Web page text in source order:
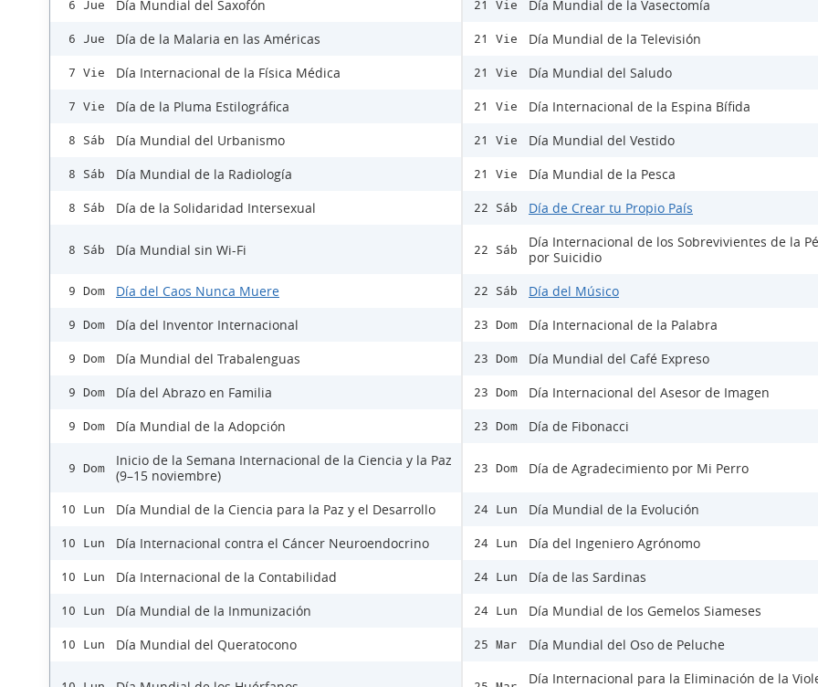
6 Jue Día Mundial del Saxofón
6 Jue Día de la Malaria en las Américas
7 Vie Día Internacional de la Física Médica
7 Vie Día de la Pluma Estilográfica
8 Sáb Día Mundial del Urbanismo
8 Sáb Día Mundial de la Radiología
8 Sáb Día de la Solidaridad Intersexual
8 Sáb Día Mundial sin Wi-Fi
9 Dom Día del Caos Nunca Muere
9 Dom Día del Inventor Internacional
9 Dom Día Mundial del Trabalenguas
9 Dom Día del Abrazo en Familia
9 Dom Día Mundial de la Adopción
9 Dom
Inicio de la Semana Internacional de la Ciencia y la Paz
(9–15 noviembre)
10 Lun Día Mundial de la Ciencia para la Paz y el Desarrollo
10 Lun Día Internacional contra el Cáncer Neuroendocrino
10 Lun Día Internacional de la Contabilidad
10 Lun Día Mundial de la Inmunización
10 Lun Día Mundial del Queratocono
21 Vie Día Mundial de la Vasectomía
21 Vie Día Mundial de la Televisión
21 Vie Día Mundial del Saludo
21 Vie Día Internacional de la Espina Bífida
21 Vie Día Mundial del Vestido
21 Vie Día Mundial de la Pesca
22 Sáb Día de Crear tu Propio País
22 Sáb
Día Internacional de los Sobrevivientes de la
por Suicidio
22 Sáb Día del Músico
23 Dom Día Internacional de la Palabra
23 Dom Día Mundial del Café Expreso
23 Dom Día Internacional del Asesor de Imagen
23 Dom Día de Fibonacci
23 Dom Día de Agradecimiento por Mi Perro
24 Lun Día Mundial de la Evolución
24 Lun Día del Ingeniero Agrónomo
24 Lun Día de las Sardinas
24 Lun Día Mundial de los Gemelos Siameses
25 Mar Día Mundial del Oso de Peluche
Día Internacional para la Eliminación de la